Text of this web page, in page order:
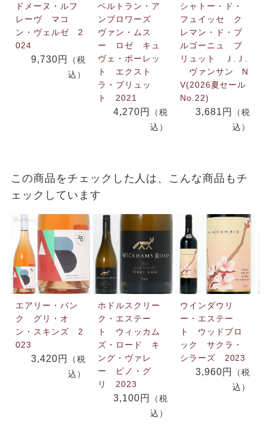
ドメーヌ・ルフ
レーヴ マコ
ン・ヴェルゼ 2
024
9,730円
（税
込）
ベルトラン・ア
ンブロワーズ
ヴァン・ムス
ー ロゼ キュ
ヴェ・ポーレッ
ト エクスト
ラ・ブリュッ
ト 2021
4,270円
（税
込）
シャトー・ド・
フュイッセ ク
レマン・ド・ブ
ルゴーニュ ブ
リュット Ｊ.Ｊ.
ヴァンサン N
V(2026夏セール
No.22)
3,681円
（税
込）
この商品をチェックした人は、こんな商品もチ
ェックしています
エアリー・バン
ク グリ・オ
ン・スキンズ 2
023
3,420円
（税
込）
ホドルスクリー
ク・エステー
ト ウィッカム
ズ・ロード キ
ング・ヴァレ
ー ピノ・グ
リ 2023
3,100円
（税
込）
ウインダウリ
ー・エステー
ト ウッドブロ
ック サクラ・
シラーズ 2023
3,960円
（税
込）